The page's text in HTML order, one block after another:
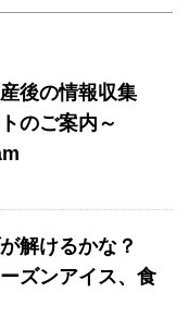
後の情報収集
のご案内～
解けるかな？
ズンアイス、食